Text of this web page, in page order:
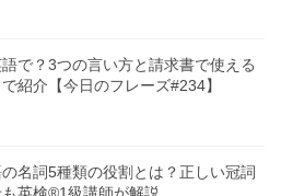
語で？3つの言い方と請求書で使える
紹介【今日のフレーズ#234】
の名詞5種類の役割とは？正しい冠詞